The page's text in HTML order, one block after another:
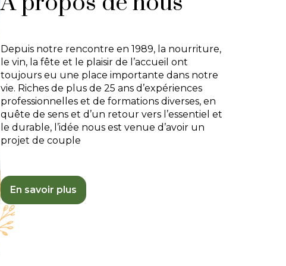
Depuis notre rencontre en 1989, la nourriture,
le vin, la fête et le plaisir de l’accueil ont
toujours eu une place importante dans notre
vie. Riches de plus de 25 ans d’expériences
professionnelles et de formations diverses, en
quête de sens et d’un retour vers l’essentiel et
le durable, l’idée nous est venue d’avoir un
projet de couple
En savoir plus